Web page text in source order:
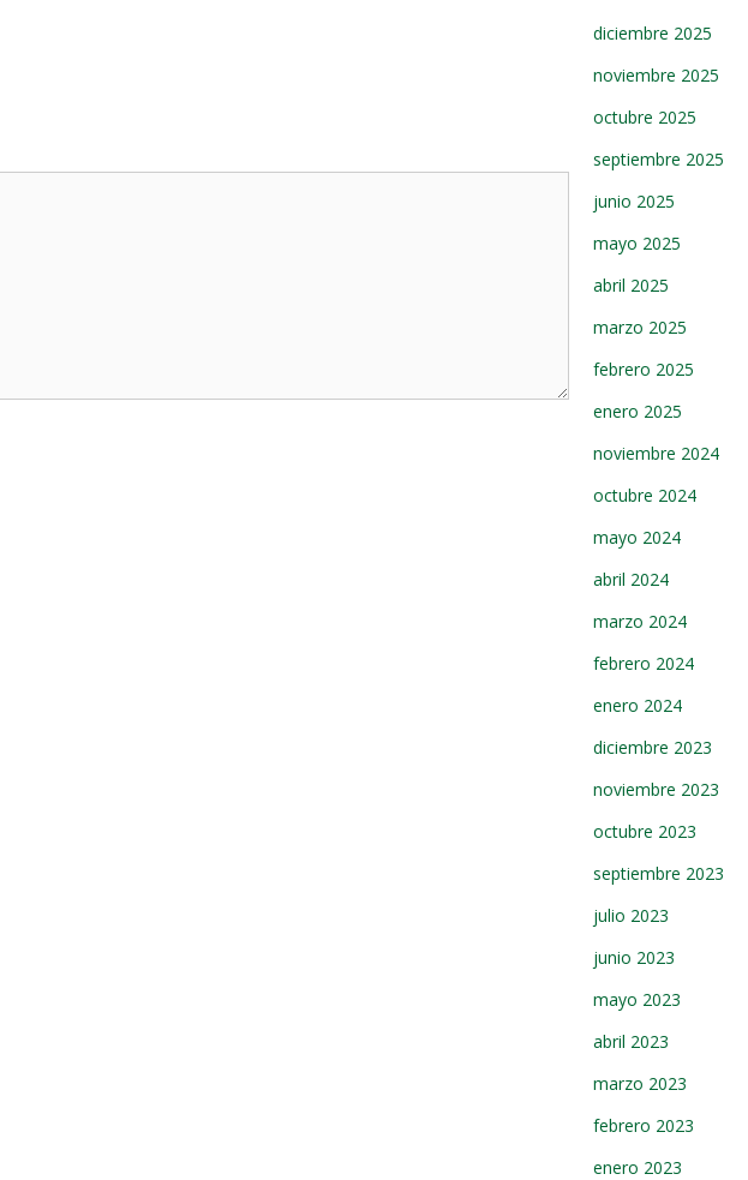
diciembre 2025
noviembre 2025
octubre 2025
septiembre 2025
junio 2025
mayo 2025
abril 2025
marzo 2025
febrero 2025
enero 2025
noviembre 2024
octubre 2024
mayo 2024
abril 2024
marzo 2024
febrero 2024
enero 2024
diciembre 2023
noviembre 2023
octubre 2023
septiembre 2023
julio 2023
junio 2023
mayo 2023
abril 2023
marzo 2023
febrero 2023
enero 2023